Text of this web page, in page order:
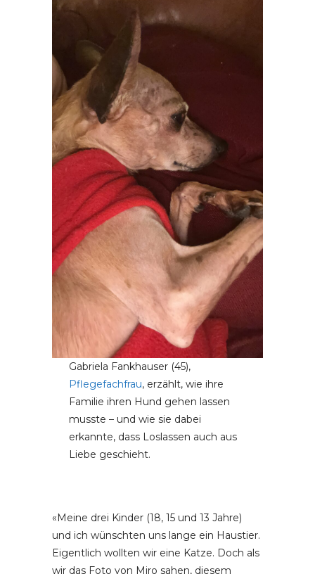
Gabriela Fankhauser (45),
Pflegefachfrau, erzählt, wie ihre
Familie ihren Hund gehen lassen
musste – und wie sie dabei
erkannte, dass Loslassen auch aus
Liebe geschieht.
«Meine drei Kinder (18, 15 und 13 Jahre)
und ich wünschten uns lange ein Haustier.
Eigentlich wollten wir eine Katze. Doch als
wir das Foto von Miro sahen, diesem